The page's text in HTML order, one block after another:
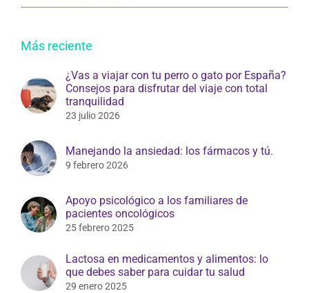
Más reciente
¿Vas a viajar con tu perro o gato por España?
Consejos para disfrutar del viaje con total
tranquilidad
23 julio 2026
Manejando la ansiedad: los fármacos y tú.
9 febrero 2026
Apoyo psicológico a los familiares de
pacientes oncológicos
25 febrero 2025
Lactosa en medicamentos y alimentos: lo
que debes saber para cuidar tu salud
29 enero 2025